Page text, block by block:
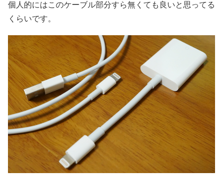
個人的にはこのケーブル部分すら無くても良いと思ってる
くらいです。